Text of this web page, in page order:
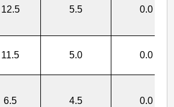
12.5 5.5 0.0
11.5 5.0 0.0
6.5 4.5 0.0